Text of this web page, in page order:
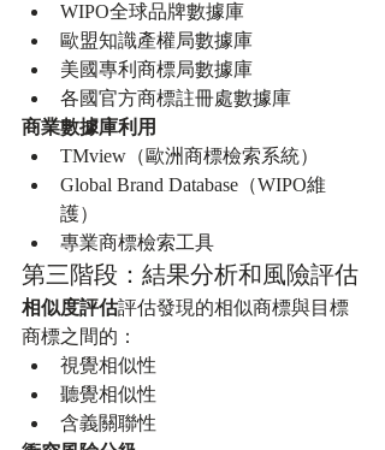
WIPO全球品牌數據庫
歐盟知識產權局數據庫
美國專利商標局數據庫
各國官方商標註冊處數據庫
商業數據庫利用
TMview（歐洲商標檢索系統）
Global Brand Database（WIPO維
護）
專業商標檢索工具
第三階段：結果分析和風險評估
相似度評估評估發現的相似商標與目標
商標之間的：
視覺相似性
聽覺相似性
含義關聯性